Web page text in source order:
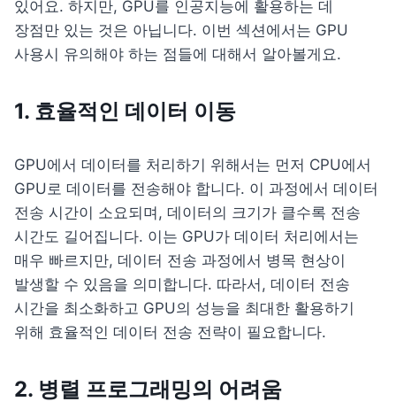
있어요. 하지만, GPU를 인공지능에 활용하는 데
장점만 있는 것은 아닙니다. 이번 섹션에서는 GPU
사용시 유의해야 하는 점들에 대해서 알아볼게요.
1. 효율적인 데이터 이동
GPU에서 데이터를 처리하기 위해서는 먼저 CPU에서
GPU로 데이터를 전송해야 합니다. 이 과정에서 데이터
전송 시간이 소요되며, 데이터의 크기가 클수록 전송
시간도 길어집니다. 이는 GPU가 데이터 처리에서는
매우 빠르지만, 데이터 전송 과정에서 병목 현상이
발생할 수 있음을 의미합니다. 따라서, 데이터 전송
시간을 최소화하고 GPU의 성능을 최대한 활용하기
위해 효율적인 데이터 전송 전략이 필요합니다.
2. 병렬 프로그래밍의 어려움